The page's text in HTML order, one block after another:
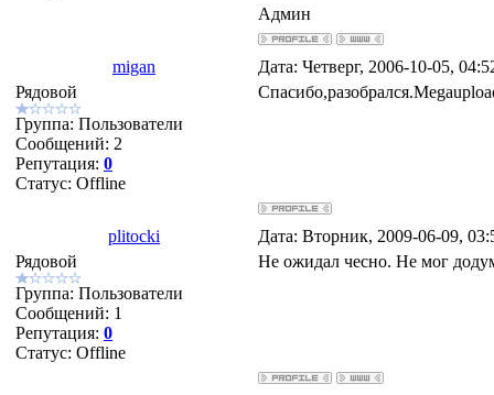
Админ
migan
Дата: Четверг, 2006-10-05,
Рядовой
Группа: Пользователи
Сообщений: 2
Репутация: 0
Статус: Offline
plitocki
Дата: Вторник, 2009-06-09,
Рядовой
Группа: Пользователи
Сообщений: 1
Репутация: 0
Статус: Offline
Не ожидал чесно. Не мог